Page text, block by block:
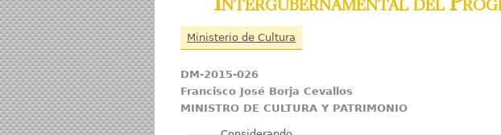
Ministerio de Cultura
DM-2015-026
Francisco José Borja Cevallos
MINISTRO DE CULTURA Y PATRIMONIO